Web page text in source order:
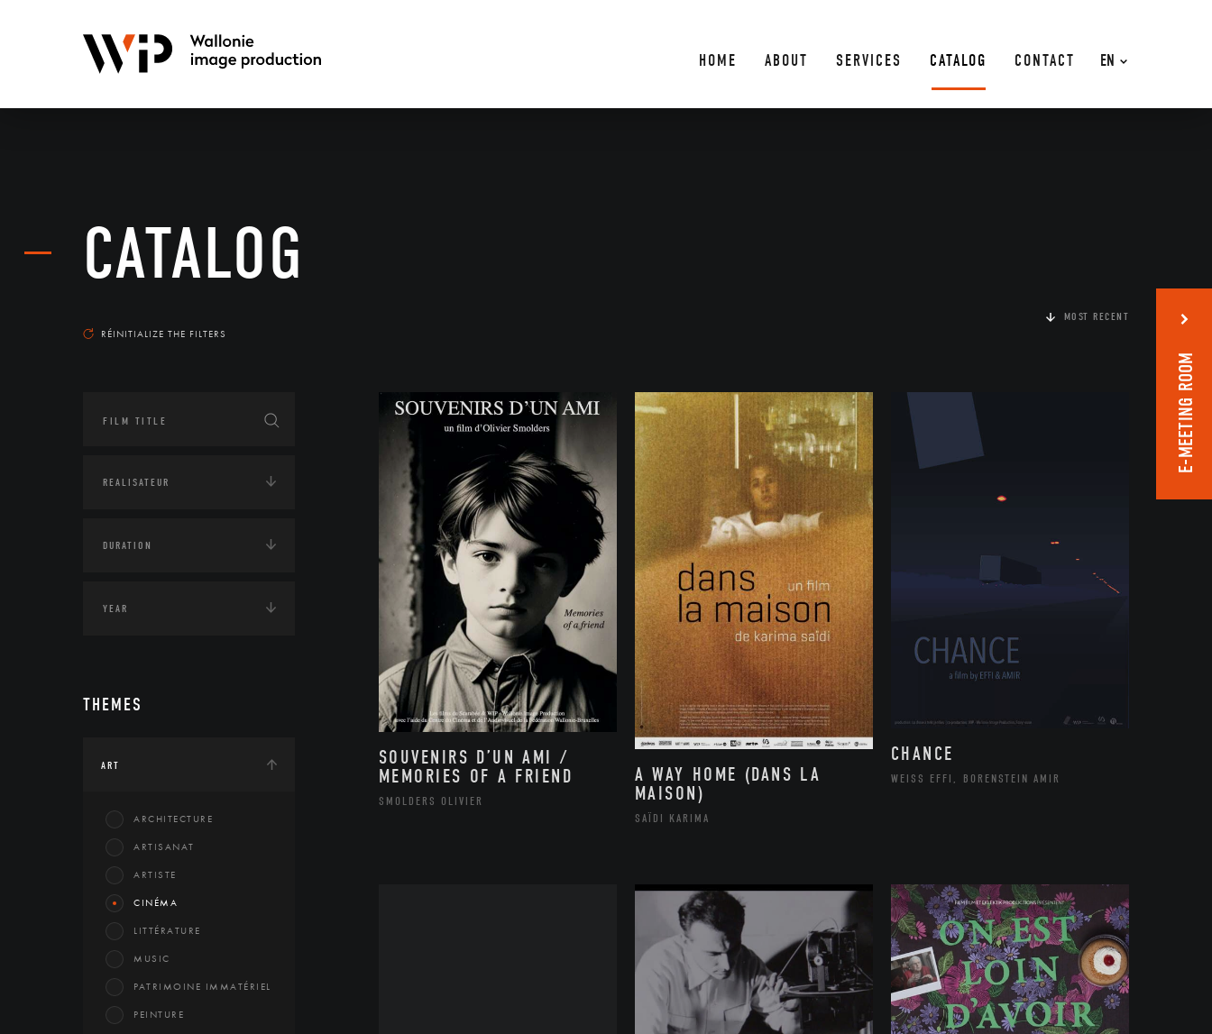
EN
HOME ABOUT SERVICES CATALOG CONTACT
CATALOG
RÉINITIALIZE THE FILTERS
THEMES
ART
ARCHITECTURE
ARTISANAT
ARTISTE
CINÉMA
LITTÉRATURE
MUSIC
PATRIMOINE IMMATÉRIEL
PEINTURE
MOST RECENT
SOUVENIRS D’UN AMI /
MEMORIES OF A FRIEND
SMOLDERS OLIVIER
A WAY HOME (DANS LA
MAISON)
SAÏDI KARIMA
CHANCE
WEISS EFFI, BORENSTEIN AMIR
E-MEETING ROOM